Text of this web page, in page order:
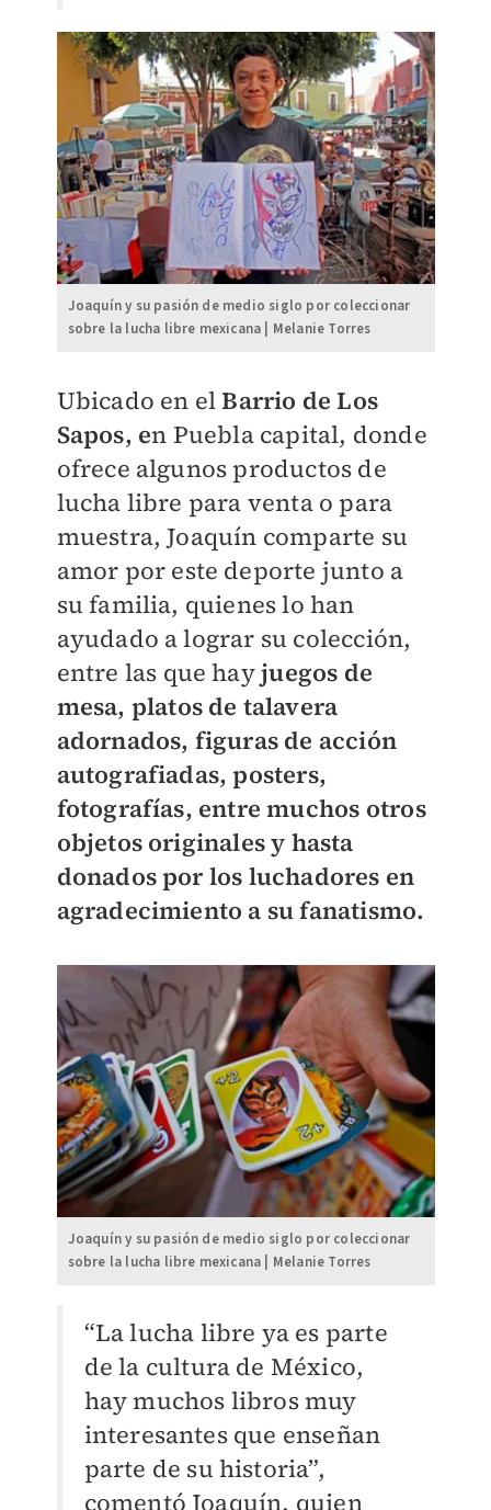
Joaquín y su pasión de medio siglo por coleccionar
sobre la lucha libre mexicana | Melanie Torres
Ubicado en elBarrio de Los
Sapos, en Puebla capital, donde
ofrece algunos productos de
lucha libre para venta o para
muestra, Joaquín comparte su
amor por este deporte junto a
su familia, quienes lo han
ayudado a lograr su colección,
entre las que hayjuegos de
mesa, platos de talavera
adornados, figuras de acción
autografiadas, posters,
fotografías, entre muchos otros
objetos originales y hasta
donados por los luchadores en
agradecimiento a su fanatismo.
Joaquín y su pasión de medio siglo por coleccionar
sobre la lucha libre mexicana | Melanie Torres
“La lucha libre ya es parte
de la cultura de México,
hay muchos libros muy
interesantes que enseñan
parte de su historia”,
comentó Joaquín, quien